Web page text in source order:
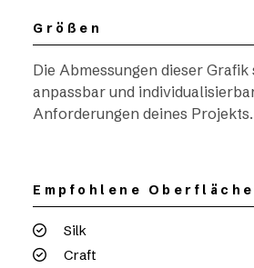
Größen
Die Abmessungen dieser
anpassbar und
Anforderungen deines Projekts.
Empfohlene Oberfläche
Silk
Craft